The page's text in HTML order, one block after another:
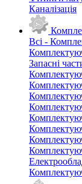
Каналізація
Всі -
Запасні